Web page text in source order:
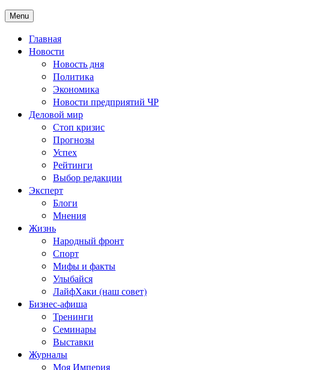
Menu
Главная
Новости
Новость дня
Политика
Экономика
Новости предприятий ЧР
Деловой мир
Стоп кризис
Прогнозы
Успех
Рейтинги
Выбор редакции
Эксперт
Блоги
Мнения
Жизнь
Народный фронт
Спорт
Мифы и факты
Улыбайся
ЛайфХаки (наш совет)
Бизнес-афиша
Тренинги
Семинары
Выставки
Журналы
Моя Империя